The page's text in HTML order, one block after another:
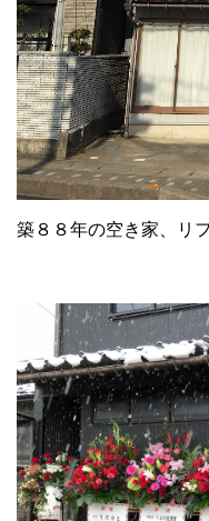
築８８年の空き家、リ